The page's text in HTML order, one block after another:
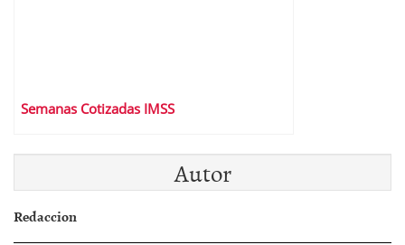
Semanas Cotizadas IMSS
Autor
Redaccion